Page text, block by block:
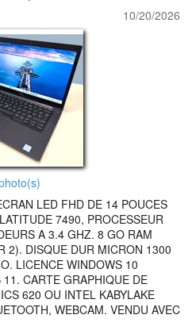
10/20/2026
LED FHD DE 14 POUCES
7490, PROCESSEUR
A 3.4 GHZ. 8 GO RAM
2). DISQUE DUR MICRON 1300
LICENCE WINDOWS 10
CARTE GRAPHIQUE DE
620 OU INTEL KABYLAKE
WEBCAM. VENDU AVEC